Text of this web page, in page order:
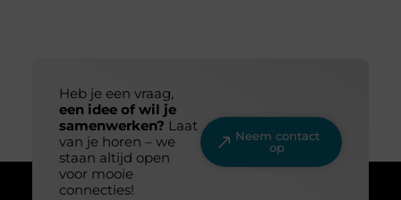
Heb je een vraag,
een idee of wil je
samenwerken? Laat
van je horen – we
staan altijd open
voor mooie
connecties!
Neem contact
op